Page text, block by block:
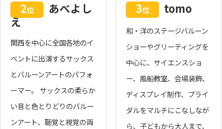
2位
あべよし
え
関西を中心に全国各地のイ
ベントに出演するサックス
とバルーンアートのパフォ
ーマー。 サックスの柔らか
い音と色とりどりのバルー
ンアート、聴覚と視覚の両
3位 tomo
和・洋のステージバルーン
ショーやグリーティングを
中心に、サイエンスショ
ー、風船教室、会場装飾、
ディスプレイ制作、ブライ
ダルをマルチにこなしなが
ら、子どもから大人まで、